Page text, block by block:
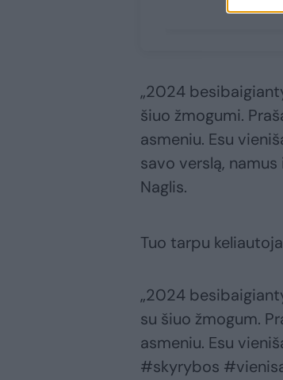
„2024
šiuo žmogumi.
asmeniu. Esu
savo verslą,
Naglis.
Tuo tarpu
„2024
su šiuo žmogum.
asmeniu. Esu
#skyrybos